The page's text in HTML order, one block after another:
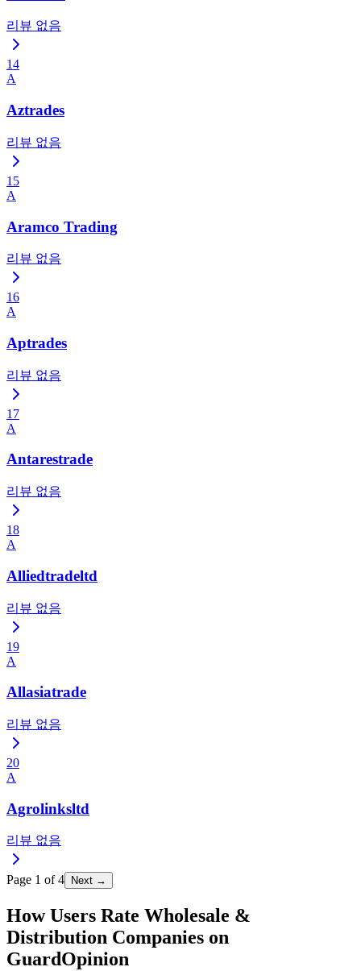
리뷰 없음
14
A
Aztrades
리뷰 없음
15
A
Aramco Trading
리뷰 없음
16
A
Aptrades
리뷰 없음
17
A
Antarestrade
리뷰 없음
18
A
Alliedtradeltd
리뷰 없음
19
A
Allasiatrade
리뷰 없음
20
A
Agrolinksltd
리뷰 없음
Page 1 of4 Next →
How Users Rate Wholesale &
Distribution Companies on
GuardOpinion